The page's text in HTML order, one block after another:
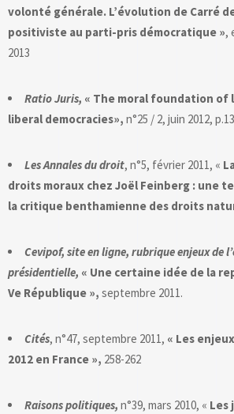
volonté générale. L’évolution de Carré
positiviste au parti-pris démocratique »,
2013
Ratio Juris, « The moral foundation of
liberal democracies», n°25 / 2, juin 2012,
Les Annales du droit, n°5, février 2011, «
droits moraux chez Joël Feinberg : une
la critique benthamienne des droits
Cevipof, site en ligne, rubrique enjeux de
présidentielle, « Une certaine idée de la
Ve République », septembre 2011.
Cités, n°47, septembre 2011, « Les
2012 en France », 258-262
Raisons politiques, n°39, mars 2010, « Les